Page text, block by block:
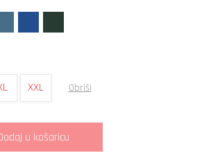
XXL Obriši
u košaricu